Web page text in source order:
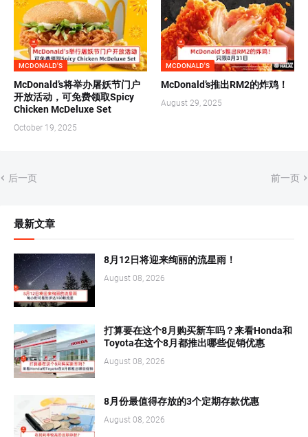
MCDONALD'S
McDonald’s将举办屠妖节门户
开放活动，可免费领取Spicy
Chicken McDeluxe Set
October 19, 2025
MCDONALD'S
McDonald’s推出RM2的炸鸡！
August 29, 2025
后一页 前一页
最新文章
8月12日将迎来绚丽的流星雨！
August 08, 2026
打算要在这个8月购买新车吗？来看Honda和
Toyota在这个8月都推出哪些促销优惠
August 08, 2026
8月份最值得存放的3个定期存款优惠
August 08, 2026